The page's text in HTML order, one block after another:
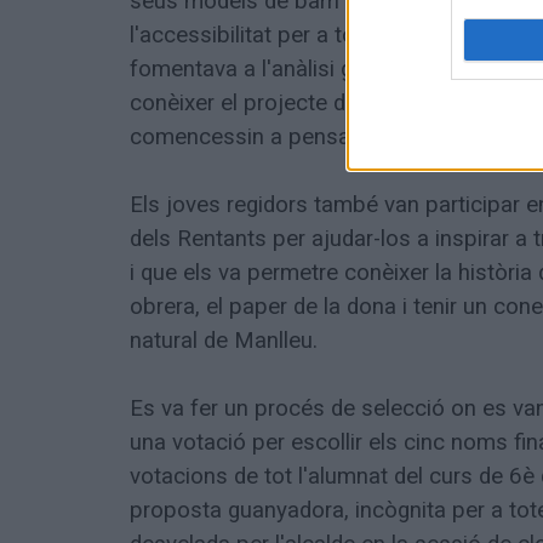
l'accessibilitat per a totes les persones.
fomentava a l'anàlisi grupal als treballs i
conèixer el projecte del nou sector
comencessin a pensar amb quin nom es
Els joves regidors també van participar
dels Rentants per ajudar-los a inspirar a
i que els va permetre conèixer la
obrera, el paper de la dona i tenir un
natural de Manlleu.
Es va fer un procés de selecció on es
una votació per escollir els cinc noms
votacions de tot l'alumnat del curs de
proposta guanyadora, incògnita per a